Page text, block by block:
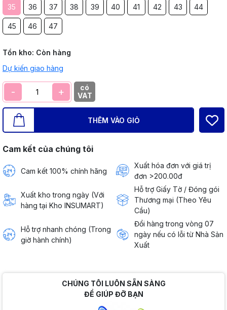
35
36 37 38 39 40 41 42 43 44
45 46 47
Tồn kho: Còn hàng
Dự kiến giao hàng
- +
có
VAT
THÊM VÀO GIỎ
Cam kết của chúng tôi
Cam kết 100% chính hãng
Xuất hóa đơn với giá trị
đơn >200.00đ
Xuất kho trong ngày (Với
hàng tại Kho INSUMART)
Hỗ trợ Giấy Tờ / Đóng gói
Thương mại (Theo Yêu
Cầu)
Hỗ trợ nhanh chóng (Trong
giờ hành chính)
Đổi hàng trong vòng 07
ngày nếu có lỗi từ Nhà Sản
Xuất
CHÚNG TÔI LUÔN SẴN SÀNG
ĐỂ GIÚP ĐỠ BẠN